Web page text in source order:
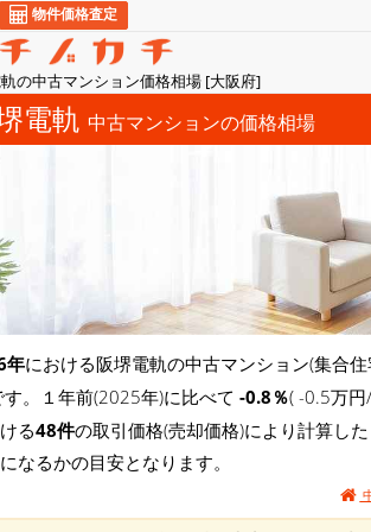
の中古マンション価格相場 [大阪府]
物件価格査定
電軌 中古マンションの価格相場
年における阪堺電軌の中古マンション(集合
す。１年前(2025年)に比べて -0.8％( -0.5万
る48件の取引価格(売却価格)により計算し
なるかの目安となります。